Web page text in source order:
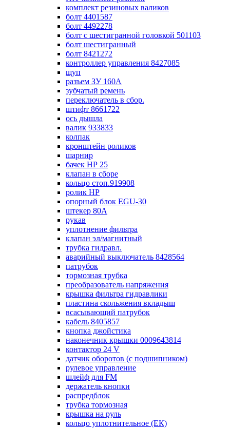
комплект резиновых валиков
болт 4401587
болт 4492278
болт с шестигранной головкой 501103
болт шестигранный
болт 8421272
контроллер управления 8427085
щуп
разъем ЗУ 160А
зубчатый ремень
переключатель в сбор.
штифт 8661722
ось дышла
валик 933833
колпак
кронштейн роликов
шарнир
бачек НР 25
клапан в сборе
кольцо стоп.919908
ролик НР
опорный блок EGU-30
штекер 80А
рукав
уплотнение фильтра
клапан эл/магнитный
трубка гидравл.
аварийный выключатель 8428564
патрубок
тормозная трубка
преобразователь напряжения
крышка фильтра гидравлики
пластина скольжения вкладыш
всасывающий патрубок
кабель 8405857
кнопка джойстика
наконечник крышки 0009643814
контактор 24 V
датчик оборотов (с подшипником)
рулевое управление
шлейф для FM
держатель кнопки
распредблок
трубка тормозная
крышка на руль
кольцо уплотнительное (ЕК)